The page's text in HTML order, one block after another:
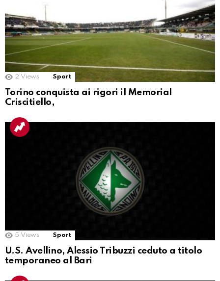
2 Views Sport
Torino conquista ai rigori il Memorial
Criscitiello,
5 Views Sport
U.S. Avellino, Alessio Tribuzzi ceduto a titolo
temporaneo al Bari